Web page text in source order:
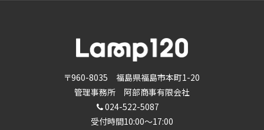
〒960-8035 福島県福島市本町1-20
管理事務所 阿部商事有限会社
024-522-5087
受付時間10:00～17:00